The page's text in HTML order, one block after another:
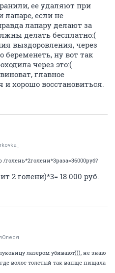
ее удаляют при
лапаре, если не
лапару делают за
делать бесплатно:(
выздоровления, через
беременеть, ну вот так
через это:(
главное
и хорошо восстановиться.
2 голени)*3= 18 000 руб.
лазером убивают))), не знаю
волос толстый так вапще пищала